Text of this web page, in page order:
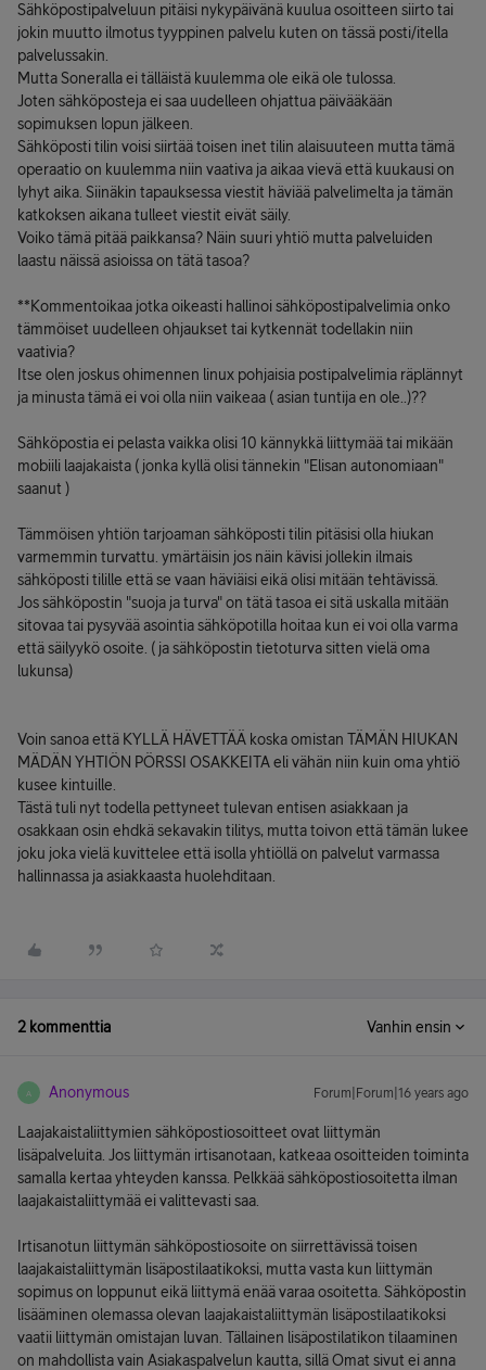
Sähköpostipalveluun pitäisi nykypäivänä kuulua osoitteen siirto tai
jokin muutto ilmotus tyyppinen palvelu kuten on tässä posti/itella
palvelussakin.
Mutta Soneralla ei tälläistä kuulemma ole eikä ole tulossa.
Joten sähköposteja ei saa uudelleen ohjattua päivääkään
sopimuksen lopun jälkeen.
Sähköposti tilin voisi siirtää toisen inet tilin alaisuuteen mutta tämä
operaatio on kuulemma niin vaativa ja aikaa vievä että kuukausi on
lyhyt aika. Siinäkin tapauksessa viestit häviää palvelimelta ja tämän
katkoksen aikana tulleet viestit eivät säily.
Voiko tämä pitää paikkansa? Näin suuri yhtiö mutta palveluiden
laastu näissä asioissa on tätä tasoa?
**Kommentoikaa jotka oikeasti hallinoi sähköpostipalvelimia onko
tämmöiset uudelleen ohjaukset tai kytkennät todellakin niin
vaativia?
Itse olen joskus ohimennen linux pohjaisia postipalvelimia räplännyt
ja minusta tämä ei voi olla niin vaikeaa ( asian tuntija en ole..)??
Sähköpostia ei pelasta vaikka olisi 10 kännykkä liittymää tai mikään
mobiili laajakaista ( jonka kyllä olisi tännekin "Elisan autonomiaan"
saanut )
Tämmöisen yhtiön tarjoaman sähköposti tilin pitäsisi olla hiukan
varmemmin turvattu. ymärtäisin jos näin kävisi jollekin ilmais
sähköposti tilille että se vaan häviäisi eikä olisi mitään tehtävissä.
Jos sähköpostin "suoja ja turva" on tätä tasoa ei sitä uskalla mitään
sitovaa tai pysyvää asointia sähköpotilla hoitaa kun ei voi olla varma
että säilyykö osoite. ( ja sähköpostin tietoturva sitten vielä oma
lukunsa)
Voin sanoa että KYLLÄ HÄVETTÄÄ koska omistan TÄMÄN HIUKAN
MÄDÄN YHTIÖN PÖRSSI OSAKKEITA eli vähän niin kuin oma yhtiö
kusee kintuille.
Tästä tuli nyt todella pettyneet tulevan entisen asiakkaan ja
osakkaan osin ehdkä sekavakin tilitys, mutta toivon että tämän lukee
joku joka vielä kuvittelee että isolla yhtiöllä on palvelut varmassa
hallinnassa ja asiakkaasta huolehditaan.
2 kommenttia Vanhin ensin
A Anonymous Forum|Forum|16 years ago
Laajakaistaliittymien sähköpostiosoitteet ovat liittymän
lisäpalveluita. Jos liittymän irtisanotaan, katkeaa osoitteiden toiminta
samalla kertaa yhteyden kanssa. Pelkkää sähköpostiosoitetta ilman
laajakaistaliittymää ei valittevasti saa.
Irtisanotun liittymän sähköpostiosoite on siirrettävissä toisen
laajakaistaliittymän lisäpostilaatikoksi, mutta vasta kun liittymän
sopimus on loppunut eikä liittymä enää varaa osoitetta. Sähköpostin
lisääminen olemassa olevan laajakaistaliittymän lisäpostilaatikoksi
vaatii liittymän omistajan luvan. Tällainen lisäpostilatikon tilaaminen
on mahdollista vain Asiakaspalvelun kautta, sillä Omat sivut ei anna